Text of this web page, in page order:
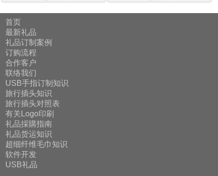
首页
最新礼品
礼品订制案例
订购流程
合作客户
联络我们
USB手指订制知识
旅行插头知识
旅行插头对照表
有关Logo印刷
礼品採購指南
礼品货运知识
超细纤维毛巾知识
软件开发
USB礼品